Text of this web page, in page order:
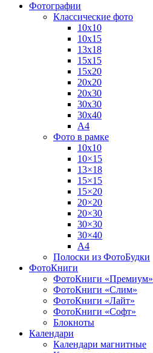
Фотографии
Классические фото
10х10
10х15
13х18
15х15
15х20
20х20
20х30
30х30
30х40
А4
Фото в рамке
10х10
10×15
13×18
15×15
15×20
20×20
20×30
30×30
30×40
A4
Полоски из ФотоБудки
ФотоКниги
ФотоКниги «Премиум»
ФотоКниги «Слим»
ФотоКниги «Лайт»
ФотоКниги «Софт»
Блокноты
Календари
Календари магнитные